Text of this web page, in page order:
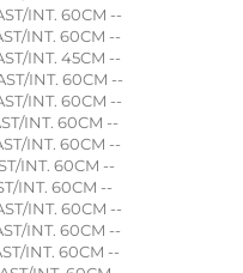
INT. 60CM --
INT. 60CM --
INT. 45CM --
INT. 60CM --
INT. 60CM --
INT. 60CM --
INT. 60CM --
INT. 60CM --
INT. 60CM --
INT. 60CM --
INT. 60CM --
INT. 60CM --